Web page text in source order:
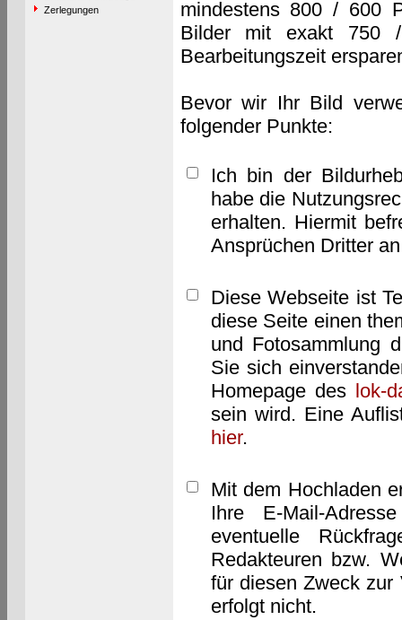
Zerlegungen
mindestens 800 / 600
Bilder mit exakt 750
Bearbeitungszeit
Bevor wir Ihr Bild
folgender Punkte:
Ich bin der
habe die
erhalten. Hiermit
Ansprüchen Dritter
Diese Webseite ist
diese Seite einen
und Fotosammlung
Sie sich
Homepage des lok-
sein wird. Eine
hier.
Mit dem Hochladen
Ihre E-Mail-
eventuelle
Redakteuren bzw.
für diesen Zweck zur
erfolgt nicht.